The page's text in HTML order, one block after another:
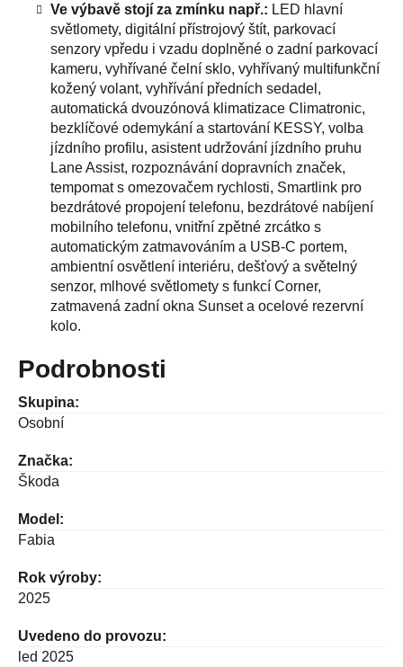
Ve výbavě stojí za zmínku např.: LED hlavní
světlomety, digitální přístrojový štít, parkovací
senzory vpředu i vzadu doplněné o zadní parkovací
kameru, vyhřívané čelní sklo, vyhřívaný multifunkční
kožený volant, vyhřívání předních sedadel,
automatická dvouzónová klimatizace Climatronic,
bezklíčové odemykání a startování KESSY, volba
jízdního profilu, asistent udržování jízdního pruhu
Lane Assist, rozpoznávání dopravních značek,
tempomat s omezovačem rychlosti, Smartlink pro
bezdrátové propojení telefonu, bezdrátové nabíjení
mobilního telefonu, vnitřní zpětné zrcátko s
automatickým zatmavováním a USB-C portem,
ambientní osvětlení interiéru, dešťový a světelný
senzor, mlhové světlomety s funkcí Corner,
zatmavená zadní okna Sunset a ocelové rezervní
kolo.
Podrobnosti
Skupina:
Osobní
Značka:
Škoda
Model:
Fabia
Rok výroby:
2025
Uvedeno do provozu:
led 2025